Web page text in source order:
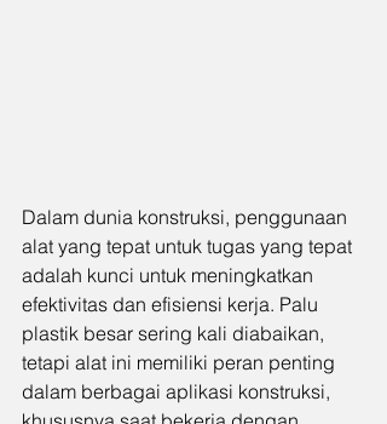
Dalam dunia konstruksi, penggunaan
alat yang tepat untuk tugas yang tepat
adalah kunci untuk meningkatkan
efektivitas dan efisiensi kerja. Palu
plastik besar sering kali diabaikan,
tetapi alat ini memiliki peran penting
dalam berbagai aplikasi konstruksi,